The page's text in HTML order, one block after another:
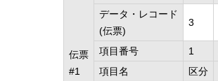
伝票
#1
データ・レコード
(伝票)
3
項目番号 1
項目名
区分